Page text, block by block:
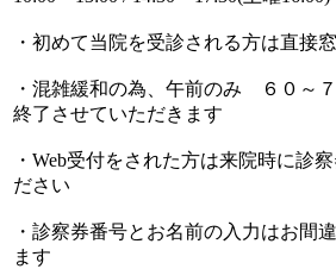
・初めて当院を受診される方は直接
・混雑緩和の為、午前のみ ６０～
終了させていただきます
・Web受付をされた方は来院時に診
ださい
・診察券番号とお名前の入力はお間
ます